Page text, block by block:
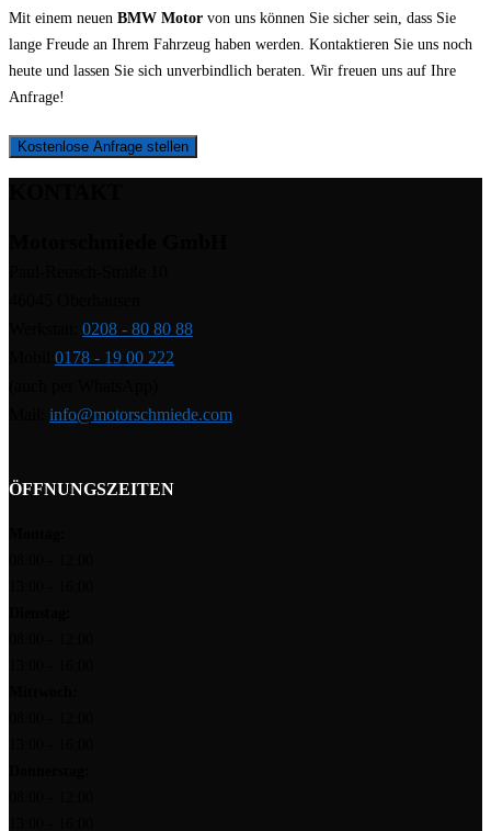
Mit einem neuen BMW Motor von uns können Sie sicher sein, dass Sie
lange Freude an Ihrem Fahrzeug haben werden. Kontaktieren Sie uns noch
heute und lassen Sie sich unverbindlich beraten. Wir freuen uns auf Ihre
Anfrage!
Kostenlose Anfrage stellen
0208 - 80 80 88
0178 - 19 00 222
info@motorschmiede.com
ÖFFNUNGSZEITEN